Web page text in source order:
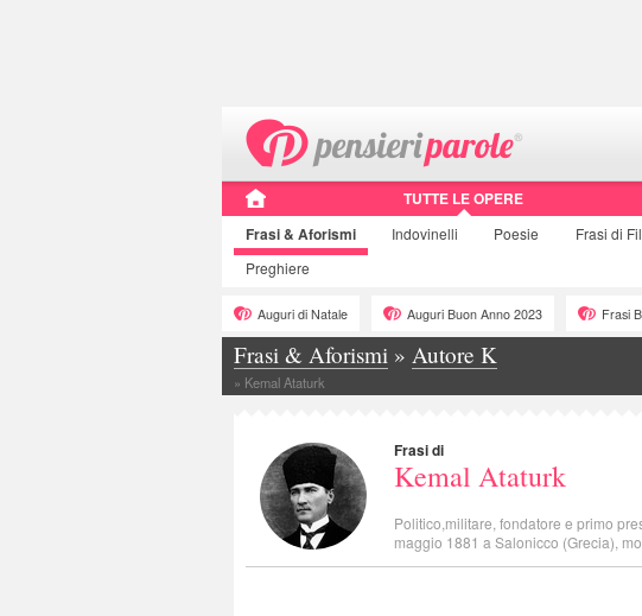
TUTTE LE OPERE
Frasi& Aforismi Indovinelli Poesie Frasi di
Preghiere
Auguri di Natale Auguri Buon Anno 2023 Frasi
Frasi & Aforismi » Autore K
» Kemal Ataturk
Frasi di
Kemal Ataturk
Politico,militare, fondatore e primo
maggio 1881 a Salonicco (Grecia),